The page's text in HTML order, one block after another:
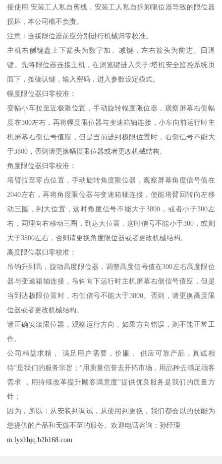
接使用.安装工人私自剪线，安装工人私自拆卸限位器导致的限位器
损坏，本公司概不负责。
注意：连接限位器前应分别进行机械归零校准。
主机右侧键盘上下箭头为数字加、减键，左右箭头为前进、回退
键。先将限位器连接主机，在浏览键进入关于/塔机安全监控系统页
面下，按确认键，输入密码，进入参数设定模式。
幅度限位器归零校准：
变幅小车拉至近极限位置，手动旋转幅度限位器，观察屏幕右侧幅
度在300左右，再将幅度限位器与变速箱轴连接，小车向前运行时主
机屏幕右侧信号值应，但是当前进到极限位置时，右侧信号不能大
于3800，否则请更换幅度限位器或者更改机械结构。
角度限位器归零校准：
塔臂拉至零点位置，手动旋转角度限位器，观察屏幕角度信号值在
2040左右，再将角度限位器与变速箱轴连接，使能塔臂回转向左移
动三圈，到大位置，这时角度信号不能大于3800，或者小于300左
右，同理向右移动三圈，到达大位置，这时信号不能小于300，或则
大于3800左右，否则请更换角度限位器或者更改机械结构。
高度限位器归零校准：
吊钩升到高，旋动高度限位器，调整高度信号值在300左右高度限位
器与变速箱轴连接，吊钩向下运行时主机屏幕右侧信号值应，但是
当到达极限位置时，右侧信号不能大于3800。否则，请更换高度限
位器或者更改机械结构。
请正确安装限位器，观察运行方向，如果方向错误，则不能正常工
作。
公司精益求精， 满足用户需要，价廉， 供应可靠产品，真诚相
待”是我们的服务宗旨；“用质量信誉去开拓市场，用品种去满足顾客
需求 ，用持续改革提升顾客满意度”提供优良服务是我们的质量方
针；
因为，所以：从安装到调试，从使用到更换，我们都会以的技能为
您提供的产品和无微不至的服务。欢迎电话咨询：孙经理
m.lyxhhjq.b2b168.com